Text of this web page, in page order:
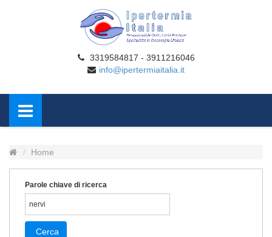
3319584817 - 3911216046
info@ipertermiaitalia.it
Home
Parole chiave di ricerca
Cerca